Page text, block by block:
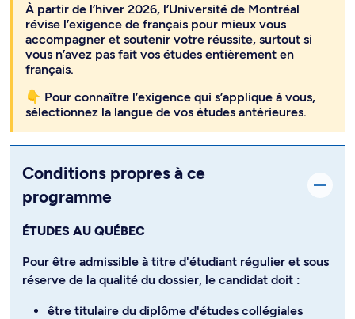
À partir de l’hiver 2026, l’Université de Montréal
révise l’exigence de français pour mieux vous
accompagner et soutenir votre réussite, surtout si
vous n’avez pas fait vos études entièrement en
français.
👇 Pour connaître l’exigence qui s’applique à vous,
sélectionnez la langue de vos études antérieures.
Conditions propres à ce
programme
ÉTUDES AU QUÉBEC
Pour être admissible à titre d'étudiant régulier et sous
réserve de la qualité du dossier, le candidat doit :
être titulaire du diplôme d'études collégiales